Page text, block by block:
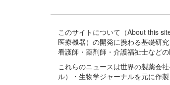
このサイトについて（About this
医療機器）の開発に携わる基礎研
看護師・薬剤師・介護福祉士など
これらのニュースは世界の製薬会
ル）・生物学ジャーナルを元に作製